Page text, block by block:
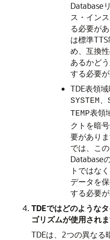
Database
ス・イン
る必要が
は標準
め、互換
あるかど
する必要が
TDE表領域
SYSTEM
TEMP表領
クトを暗
要があり
では、こ
Database
トではな
データを
する必要が
TDEではどのような
ゴリズムが使用されま
TDEは、2つの異なる